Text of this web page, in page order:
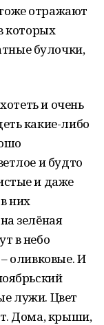
отражают
которых
булочки,
и очень
какие-либо
и будто
и даже
них
зелёная
в небо
оливковые. И
лужи. Цвет
Дома, крыши,